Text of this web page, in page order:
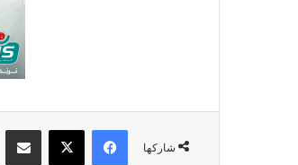
شاركها
فيسبوك